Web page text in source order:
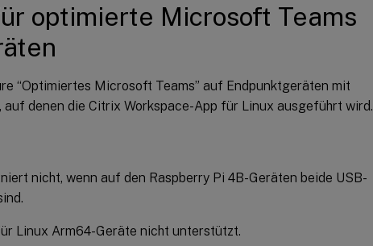
optimierte Microsoft Teams
“Optimiertes Microsoft Teams” auf Endpunktgeräten mit
denen die Citrix Workspace-App für Linux ausgeführt wird.
nicht, wenn auf den Raspberry Pi 4B-Geräten beide USB-
Linux Arm64-Geräte nicht unterstützt.